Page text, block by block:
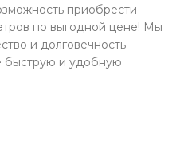
приобрести
по выгодной цене! Мы
и долговечность
быструю и удобную